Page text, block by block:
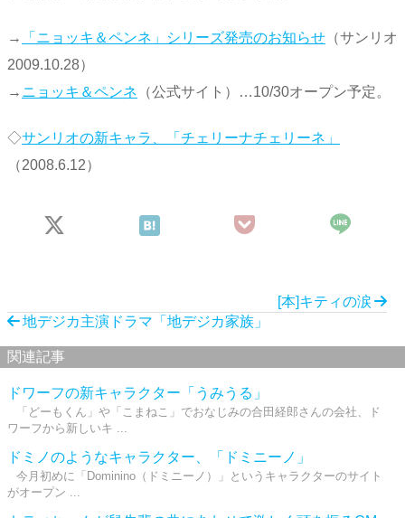
→ 「ニョッキ＆ペンネ」シリーズ発売のお知らせ （サンリオ
2009.10.28）
→ ニョッキ＆ペンネ （公式サイト）…10/30オープン予定。
◇サンリオの新キャラ、「チェリーナチェリーネ」
（2008.6.12）
[本]キティの涙
地デジカ主演ドラマ「地デジカ家族」
関連記事
ドワーフの新キャラクター「うみうる」
「どーもくん」や「こまねこ」でおなじみの合田経郎さんの会社、ド
ワーフから新しいキ ...
ドミノのようなキャラクター、「ドミニーノ」
今月初めに「Dominino（ドミニーノ）」というキャラクターのサイト
がオープン ...